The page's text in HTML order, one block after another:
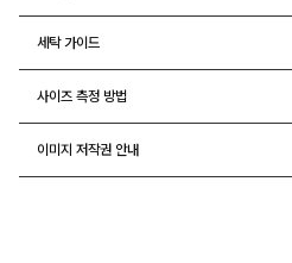
세탁 가이드
사이즈 측정 방법
이미지 저작권 안내